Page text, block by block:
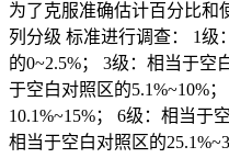
为了克服准确估计百分比和
列分级 标准进行调查： 1级
的0~2.5%； 3级：相当于空
于空白对照区的5.1%~10%
10.1%~15%； 6级：相当于
相当于空白对照区的